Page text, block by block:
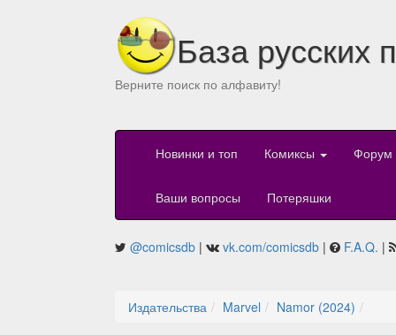
База русских
Верните поиск по алфавиту!
Новинки и топ Комиксы Форум
Ваши вопросы Потеряшки
@comicsdb | vk.com/comicsdb | F.A.Q. |
Издательства Marvel Namor (2024)